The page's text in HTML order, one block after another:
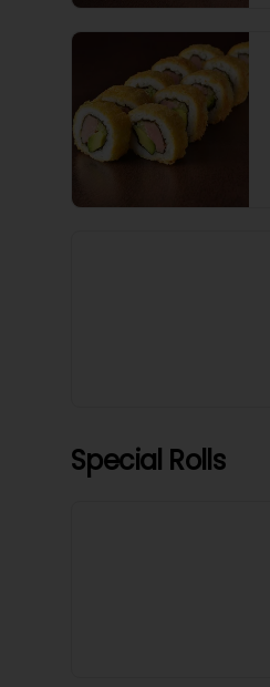
Special Rolls